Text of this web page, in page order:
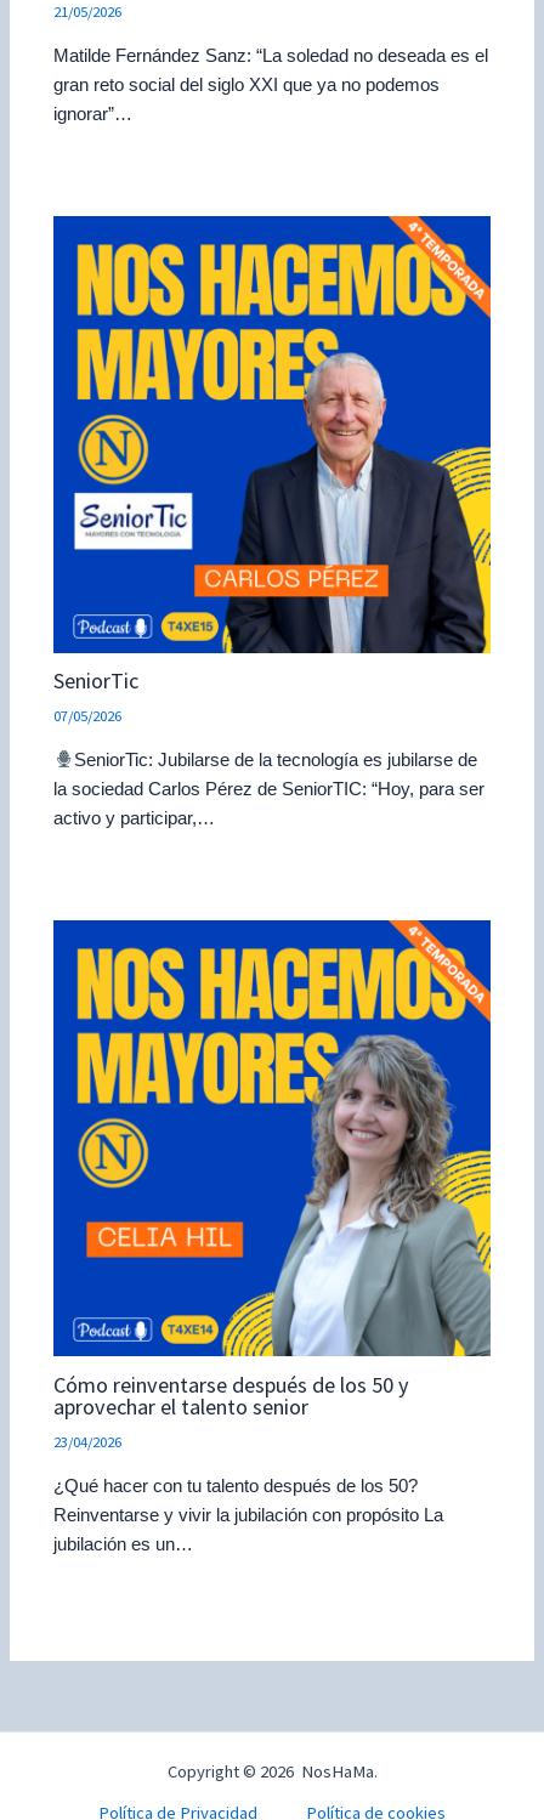
21/05/2026
Matilde Fernández Sanz: “La soledad no deseada es el
gran reto social del siglo XXI que ya no podemos
ignorar”…
SeniorTic
07/05/2026
SeniorTic: Jubilarse de la tecnología es jubilarse de
la sociedad Carlos Pérez de SeniorTIC: “Hoy, para ser
activo y participar,…
Cómo reinventarse después de los 50 y
aprovechar el talento senior
23/04/2026
¿Qué hacer con tu talento después de los 50?
Reinventarse y vivir la jubilación con propósito La
jubilación es un…
Copyright © 2026 NosHaMa.
Política de Privacidad
Política de cookies